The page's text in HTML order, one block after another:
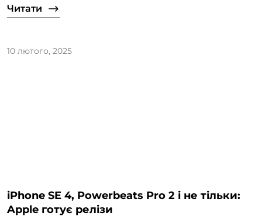
Читати
10 лютого, 2025
iPhone SE 4, Powerbeats Pro 2 і не тільки:
Apple готує релізи